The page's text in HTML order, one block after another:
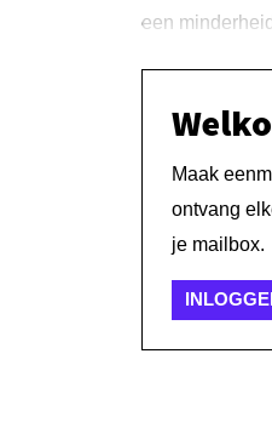
een
Maak
ontvang
je mailbox.